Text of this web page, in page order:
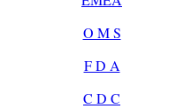
O M S
F D A
C D C